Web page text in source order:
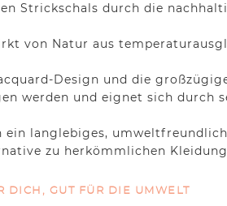
Strickschals durch die
von Natur aus
Design und die
werden und eignet sich
langlebiges,
zu herkömmlichen
DICH, GUT FÜR DIE UMWELT